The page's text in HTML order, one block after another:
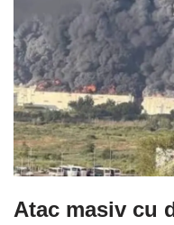
Atac masiv cu